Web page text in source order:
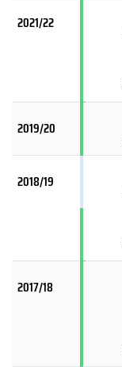
2021/22
2019/20
2018/19
2017/18